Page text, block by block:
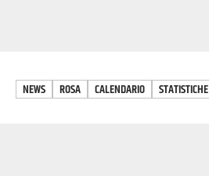
NEWS ROSA CALENDARIO STATISTICHE